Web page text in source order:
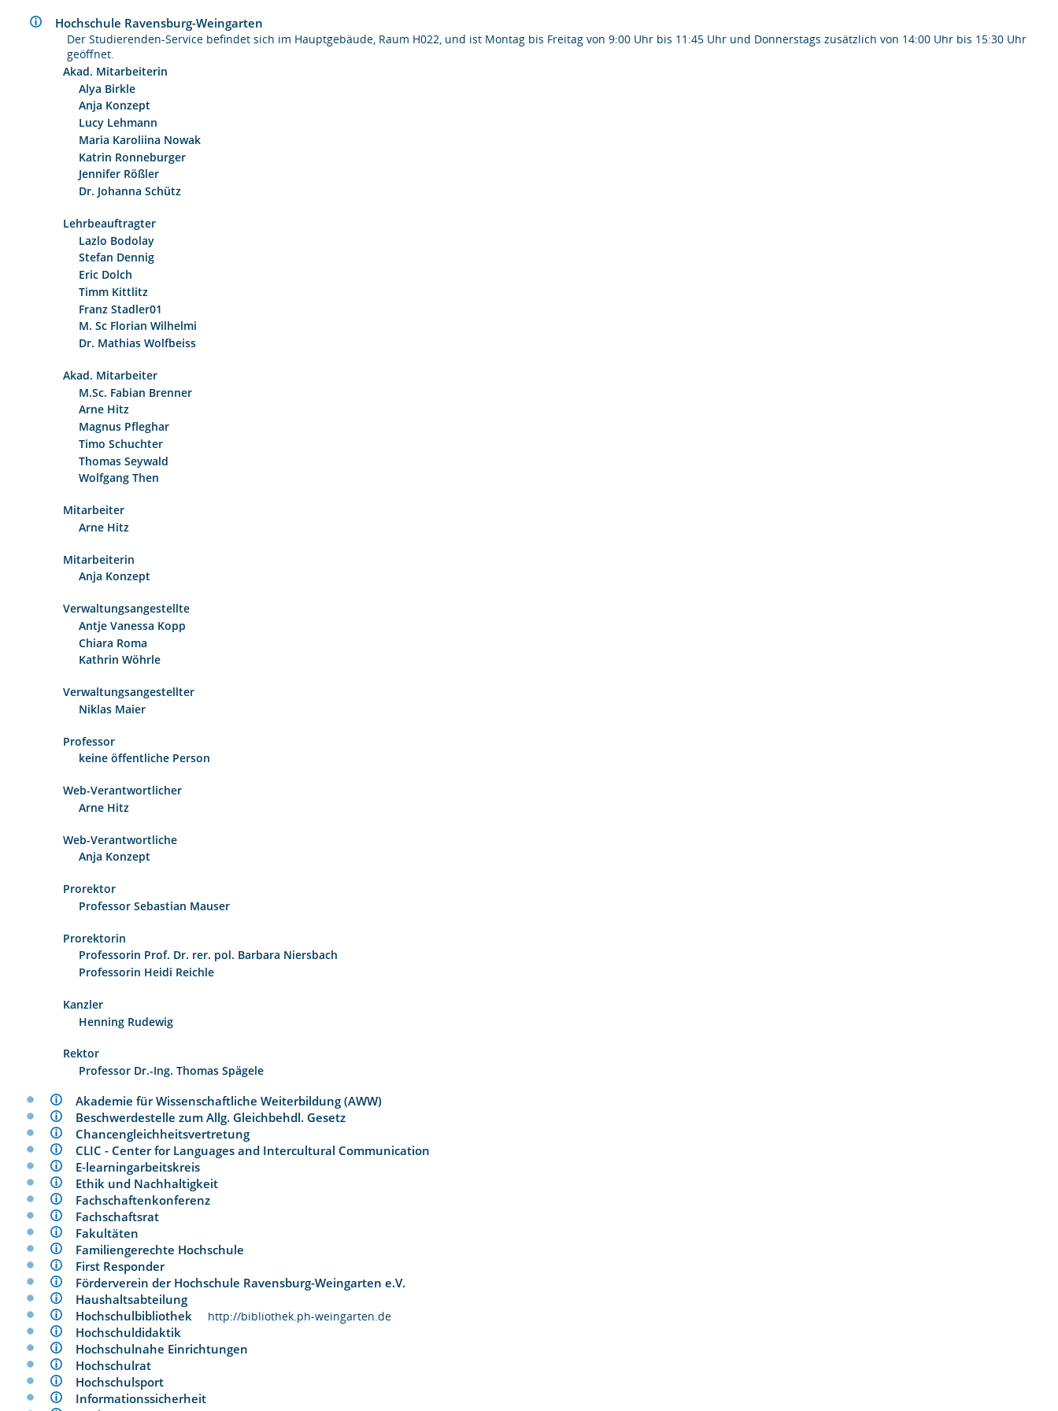
Hochschule Ravensburg-Weingarten
Der Studierenden-Service befindet sich im Hauptgebäude, Raum H022, und ist Montag bis Freitag von 9:00 Uhr bis 11:45 Uhr und Donnerstags zusätzlich von 14:00 Uhr bis 15:30 Uhr
geöffnet.
Akad. Mitarbeiterin
Alya Birkle
Anja Konzept
Lucy Lehmann
Maria Karoliina Nowak
Katrin Ronneburger
Jennifer Rößler
Dr. Johanna Schütz
Lehrbeauftragter
Lazlo Bodolay
Stefan Dennig
Eric Dolch
Timm Kittlitz
Franz Stadler01
M. Sc Florian Wilhelmi
Dr. Mathias Wolfbeiss
Akad. Mitarbeiter
M.Sc. Fabian Brenner
Arne Hitz
Magnus Pfleghar
Timo Schuchter
Thomas Seywald
Wolfgang Then
Mitarbeiter
Arne Hitz
Mitarbeiterin
Anja Konzept
Verwaltungsangestellte
Antje Vanessa Kopp
Chiara Roma
Kathrin Wöhrle
Verwaltungsangestellter
Niklas Maier
Professor
keine öffentliche Person
Web-Verantwortlicher
Arne Hitz
Web-Verantwortliche
Anja Konzept
Prorektor
Professor Sebastian Mauser
Prorektorin
Professorin Prof. Dr. rer. pol. Barbara Niersbach
Professorin Heidi Reichle
Kanzler
Henning Rudewig
Rektor
Professor Dr.-Ing. Thomas Spägele
Akademie für Wissenschaftliche Weiterbildung (AWW)
Beschwerdestelle zum Allg. Gleichbehdl. Gesetz
Chancengleichheitsvertretung
CLIC - Center for Languages and Intercultural Communication
E-learningarbeitskreis
Ethik und Nachhaltigkeit
Fachschaftenkonferenz
Fachschaftsrat
Fakultäten
Familiengerechte Hochschule
First Responder
Förderverein der Hochschule Ravensburg-Weingarten e.V.
Haushaltsabteilung
Hochschulbibliothek http://bibliothek.ph-weingarten.de
Hochschuldidaktik
Hochschulnahe Einrichtungen
Hochschulrat
Hochschulsport
Informationssicherheit